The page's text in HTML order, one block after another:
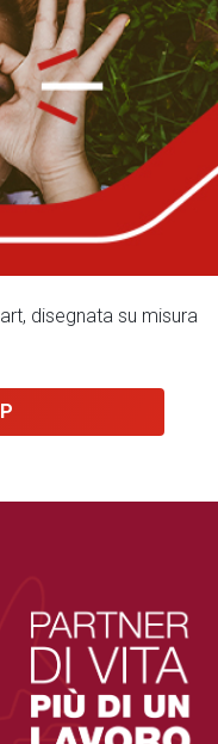
disegnata su misura